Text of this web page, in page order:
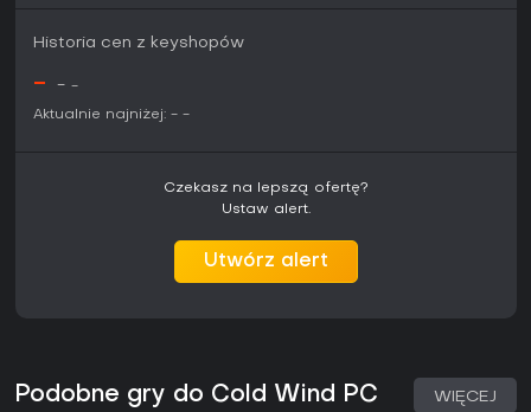
Historia cen z keyshopów
- - -
Aktualnie najniżej: - -
Czekasz na lepszą ofertę?
Ustaw alert.
Utwórz alert
Podobne gry do Cold Wind PC WIĘCEJ